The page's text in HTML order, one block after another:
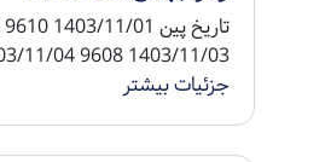
1403/11/03 9608 1403/11/04 9615 1403/11/05 ...
جزئیات بیشتر